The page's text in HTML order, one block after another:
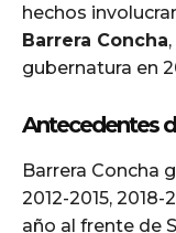
hechos
Barrera Concha
gubernatura en
Antecedentes
Barrera Concha
2012-2015,
año al frente de